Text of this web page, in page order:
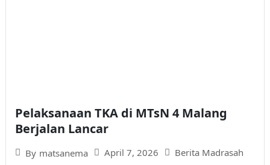
Pelaksanaan TKA di MTsN 4 Malang
Berjalan Lancar
By matsanema April 7, 2026 Berita Madrasah